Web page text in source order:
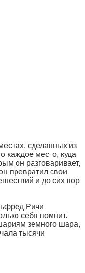
сделанных из
каждое место, куда
он разговаривает,
превратил свои
и до сих пор
Ричи
себя помнит.
земного шара,
тысячи
его, любил или